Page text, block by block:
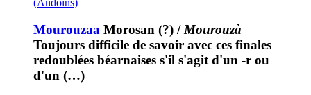
(Andoins)
Mourouzaa Morosan (?) / Mourouzà
Toujours difficile de savoir avec ces finales
redoublées béarnaises s'il s'agit d'un -r ou
d'un (…)